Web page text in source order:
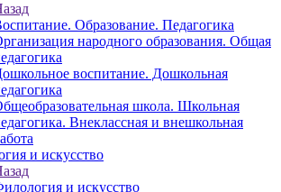
Образование. Педагогика
народного образования. Общая
воспитание. Дошкольная
школа. Школьная
Внеклассная и внешкольная
и искусство
и искусство